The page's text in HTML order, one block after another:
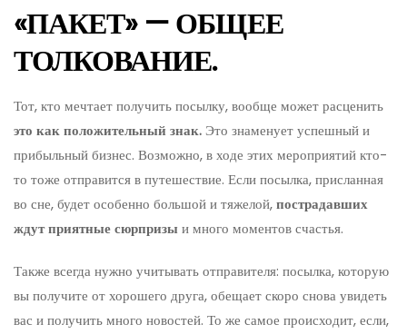
«ПАКЕТ» — ОБЩЕЕ
ТОЛКОВАНИЕ.
Тот, кто мечтает получить посылку, вообще может расценить
это как положительный знак. Это знаменует успешный и
прибыльный бизнес. Возможно, в ходе этих мероприятий кто-
то тоже отправится в путешествие. Если посылка, присланная
во сне, будет особенно большой и тяжелой,пострадавших
ждут приятные сюрпризыи много моментов счастья.
Также всегда нужно учитывать отправителя: посылка, которую
вы получите от хорошего друга, обещает скоро снова увидеть
вас и получить много новостей. То же самое происходит, если,